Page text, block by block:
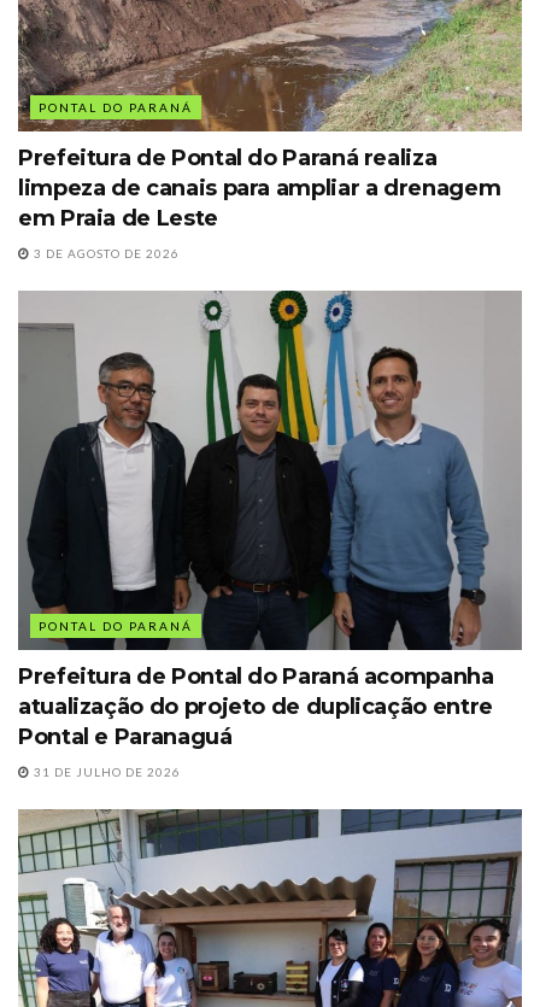
PONTAL DO PARANÁ
Prefeitura de Pontal do Paraná realiza
limpeza de canais para ampliar a drenagem
em Praia de Leste
3 DE AGOSTO DE 2026
PONTAL DO PARANÁ
Prefeitura de Pontal do Paraná acompanha
atualização do projeto de duplicação entre
Pontal e Paranaguá
31 DE JULHO DE 2026